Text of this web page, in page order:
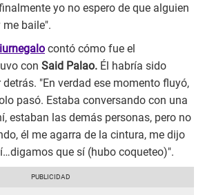
yo no espero de que alguien
me baile".
contó cómo fue el
con Said Palao. Él habría sido
"En verdad ese momento fluyó,
pasó. Estaba conversando con una
estaban las demás personas, pero no
él me agarra de la cintura, me dijo
que sí (hubo coqueteo)".